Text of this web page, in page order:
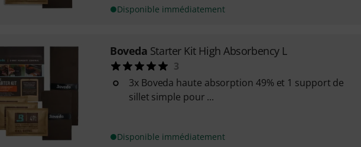
Disponible immédiatement
Boveda Starter Kit High Absorbency L
3
3x Boveda haute absorption 49% et 1 support de
sillet simple pour ...
Disponible immédiatement